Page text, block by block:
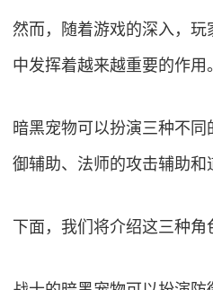
然而，随着游戏的深入，
中发挥着越来越重要的作用。
暗黑宠物可以扮演三种不
御辅助、法师的攻击辅助和
下面，我们将介绍这三种角